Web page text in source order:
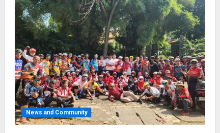
News and Community